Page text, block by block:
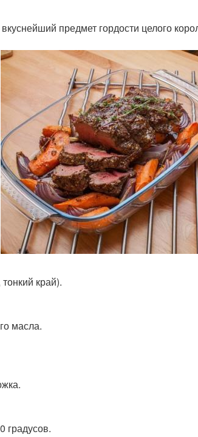
предмет гордости целого
край).
масла.
градусов.